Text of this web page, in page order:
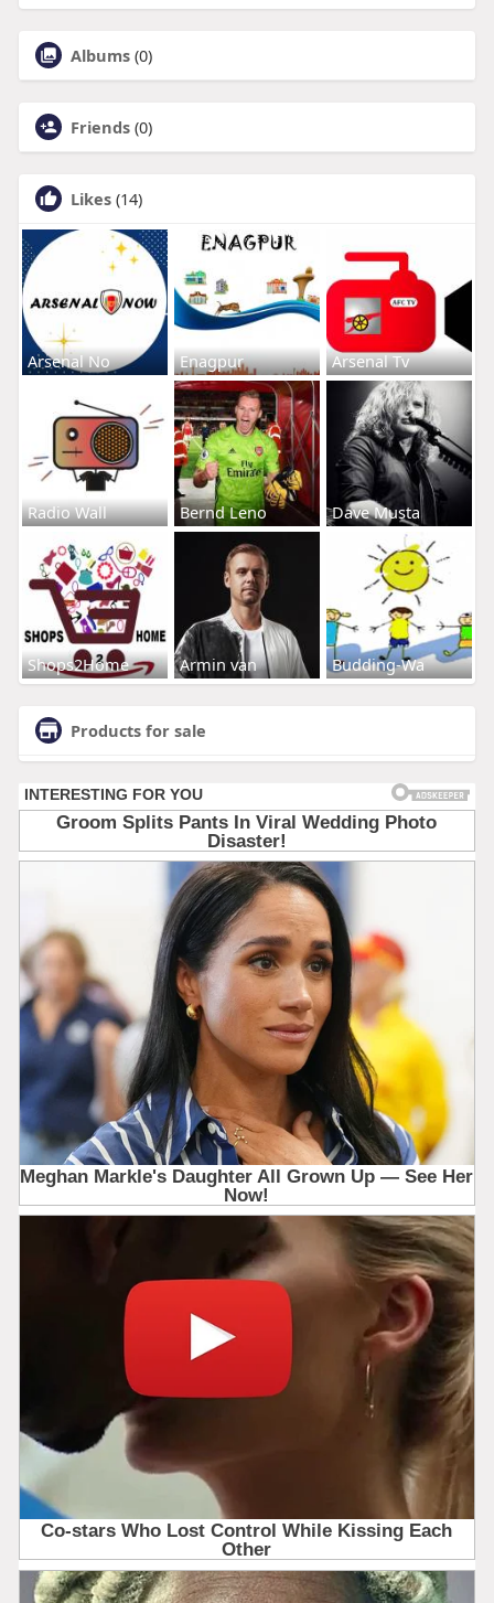
Albums (0)
Friends (0)
Likes (14)
Arsenal No Enagpur Arsenal Tv
Radio Wall Bernd Leno Dave Musta
Shops2Home Armin van Budding-Wa
Products for sale